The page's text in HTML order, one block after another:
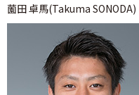
薗田 卓馬(Takuma SONODA)